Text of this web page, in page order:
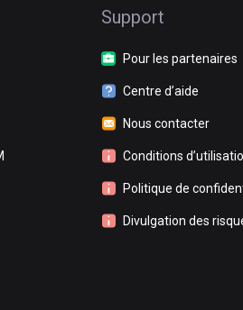
Support
Pour les partenaires
Centre d’aide
Nous contacter
Conditions
Politique de
Divulgation des